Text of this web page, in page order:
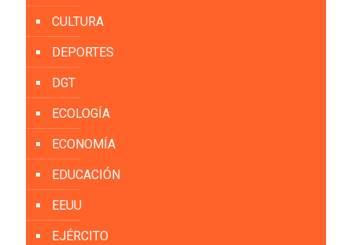
CULTURA
DEPORTES
DGT
ECOLOGÍA
ECONOMÍA
EDUCACIÓN
EEUU
EJÉRCITO